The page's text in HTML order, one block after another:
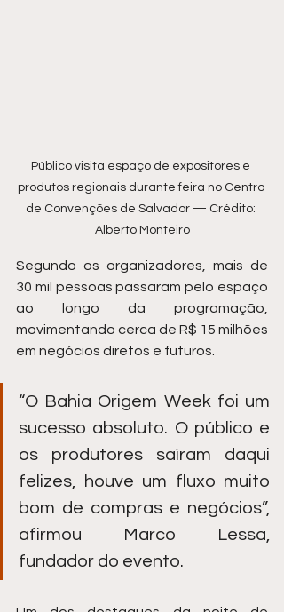
Público visita espaço de expositores e
produtos regionais durante feira no Centro
de Convenções de Salvador — Crédito:
Alberto Monteiro
Segundo os organizadores, mais de
30 mil pessoas passaram pelo espaço
ao longo da programação,
movimentando cerca de R$ 15 milhões
em negócios diretos e futuros.
“O Bahia Origem Week foi um
sucesso absoluto. O público e
os produtores saíram daqui
felizes, houve um fluxo muito
bom de compras e negócios”,
afirmou Marco Lessa,
fundador do evento.